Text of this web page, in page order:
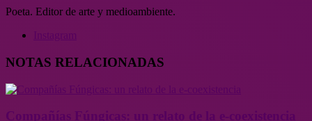
Poeta. Editor de arte y medioambiente.
NOTAS RELACIONADAS